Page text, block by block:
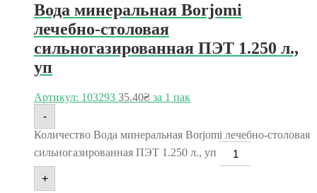
Вода минеральная Borjomi
лечебно-столовая
сильногазированная ПЭТ 1.250 л.,
уп
Артикул: 103293 35.40₴ за 1 пак
-
Количество Вода минеральная Borjomi лечебно-столовая
сильногазированная ПЭТ 1.250 л., уп
+